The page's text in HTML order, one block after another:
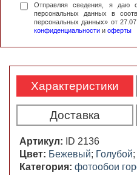
Отправляя сведения, я даю
персональных данных в
персональных данных» от
конфиденциальности и оферты
Характеристики
Доставка
Артикул:
ID 2136
Цвет: Бежевый; Голубой;
Категория: фотообои